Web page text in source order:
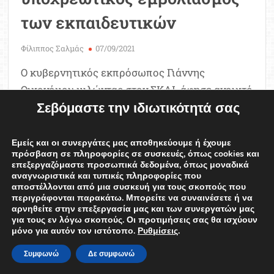
των εκπαιδευτικών
Φίλιππος Σαλμάς 07/09/2021
Ο κυβερνητικός εκπρόσωπος Γιάννης
Οικονόμου μιλώντας στον ΣΚΑΙ άφησε ανοιχτό
το ενδεχόμενο υποχρεωτικότητας
Συγκεκριμένα τόνισε πως «Οι επιλογές για την
επέκταση της υποχρεωτικότητας είναι
υπαρκτές παντού, …
ΠΕΡΙΣΣΟΤΕΡΑ
ΕΚΠΑΙΔΕΥΤΙΚΟΙ
ΕΜΒΟΛΙΑΣΜΟΣ ΠΑΙΔΙΩΝ
ΣΧΟΛΕΙΑ
ΥΠΟΧΡΕΩΤΙΚΟΣ ΕΜΒΟΛΙΑΣΜΟΣ
Commenton
Εξετάζεται
ο
Σεβόμαστε την ιδιωτικότητά σας
Εμείς και οι συνεργάτες μας αποθηκεύουμε ή έχουμε
πρόσβαση σε πληροφορίες σε συσκευές, όπως cookies και
επεξεργαζόμαστε προσωπικά δεδομένα, όπως μοναδικά
αναγνωριστικά και τυπικές πληροφορίες που
αποστέλλονται από μια συσκευή για τους σκοπούς που
περιγράφονται παρακάτω. Μπορείτε να συναινέσετε ή να
αρνηθείτε στην επεξεργασία μας και των συνεργατών μας
για τους εν λόγω σκοπούς. Οι προτιμήσεις σας θα ισχύουν
μόνο για αυτόν τον ιστότοπο. Ρυθμίσεις.
Συμφωνώ Δε συμφωνώ